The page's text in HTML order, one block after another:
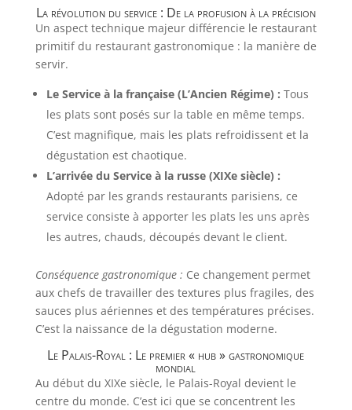
La révolution du service : De la profusion à la précision
Un aspect technique majeur différencie le restaurant
primitif du restaurant gastronomique : la manière de
servir.
Le Service à la française (L’Ancien Régime) : Tous
les plats sont posés sur la table en même temps.
C’est magnifique, mais les plats refroidissent et la
dégustation est chaotique.
L’arrivée du Service à la russe (XIXe siècle) :
Adopté par les grands restaurants parisiens, ce
service consiste à apporter les plats les uns après
les autres, chauds, découpés devant le client.
Conséquence gastronomique : Ce changement permet
aux chefs de travailler des textures plus fragiles, des
sauces plus aériennes et des températures précises.
C’est la naissance de la dégustation moderne.
Le Palais-Royal : Le premier « hub » gastronomique
mondial
Au début du XIXe siècle, le Palais-Royal devient le
centre du monde. C’est ici que se concentrent les